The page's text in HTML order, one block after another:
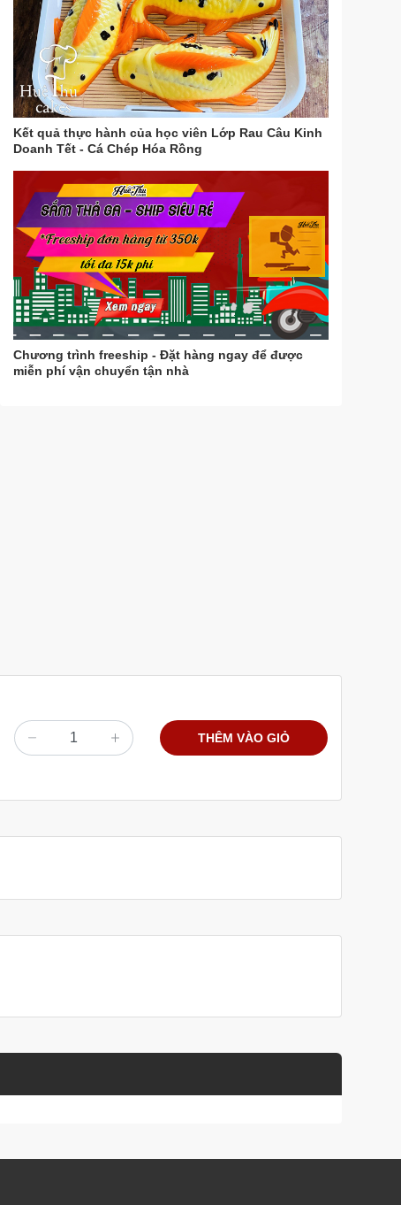
Kết quả thực hành của học viên Lớp Rau Câu Kinh
Doanh Tết - Cá Chép Hóa Rồng
Chương trình freeship - Đặt hàng ngay để được
miễn phí vận chuyển tận nhà
THÊM VÀO GIỎ